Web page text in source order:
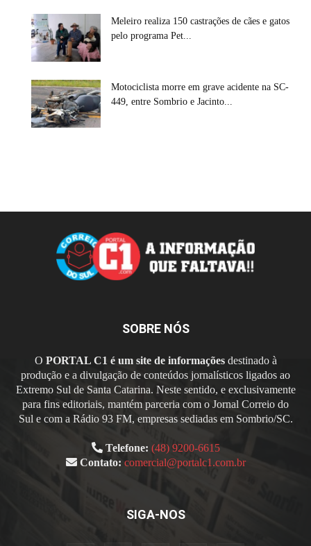
Meleiro realiza 150 castrações de cães e gatos
pelo programa Pet...
Motociclista morre em grave acidente na SC-
449, entre Sombrio e Jacinto...
SOBRE NÓS
O PORTAL C1 é um site de informaçõesdestinado à
produção e a divulgação de conteúdos jornalísticos ligados ao
Extremo Sul de Santa Catarina. Neste sentido, e exclusivamente
para fins editoriais, mantém parceria com o Jornal Correio do
Sul e com a Rádio 93 FM, empresas sediadas em Sombrio/SC.
Telefone: (48) 9200-6615
Contato: comercial@portalc1.com.br
SIGA-NOS